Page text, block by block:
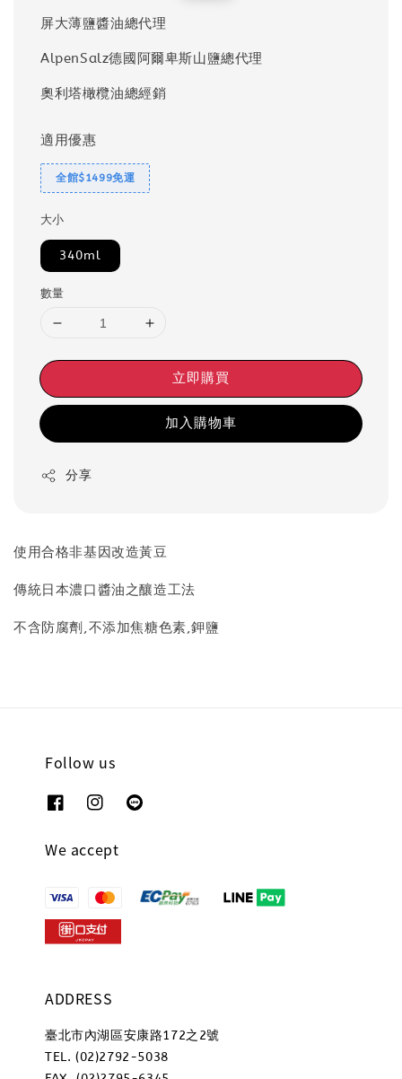
屏大薄鹽醬油總代理
AlpenSalz德國阿爾卑斯山鹽總代理
奧利塔橄欖油總經銷
適用優惠
全館$1499免運
大小
340ml
數量
立即購買
加入購物車
分享
使用合格非基因改造黃豆
傳統日本濃口醬油之釀造工法
不含防腐劑,不添加焦糖色素,鉀鹽
Follow us
We accept
ADDRESS
臺北市內湖區安康路172之2號
TEL. (02)2792-5038